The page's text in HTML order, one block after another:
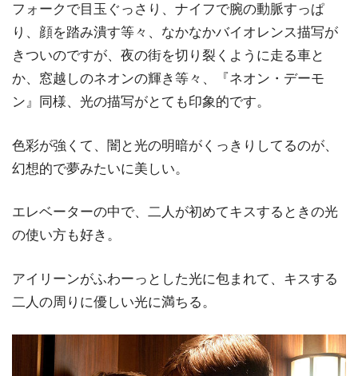
フォークで目玉ぐっさり、ナイフで腕の動脈すっぱ
り、顔を踏み潰す等々、なかなかバイオレンス描写が
きついのですが、夜の街を切り裂くように走る車と
か、窓越しのネオンの輝き等々、『ネオン・デーモ
ン』同様、光の描写がとても印象的です。
色彩が強くて、闇と光の明暗がくっきりしてるのが、
幻想的で夢みたいに美しい。
エレベーターの中で、二人が初めてキスするときの光
の使い方も好き。
アイリーンがふわーっとした光に包まれて、キスする
二人の周りに優しい光に満ちる。